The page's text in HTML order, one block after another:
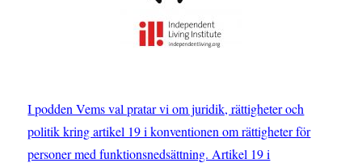
I podden Vems val pratar vi om juridik, rättigheter och
politik kring artikel 19 i konventionen om rättigheter för
personer med funktionsnedsättning. Artikel 19 i